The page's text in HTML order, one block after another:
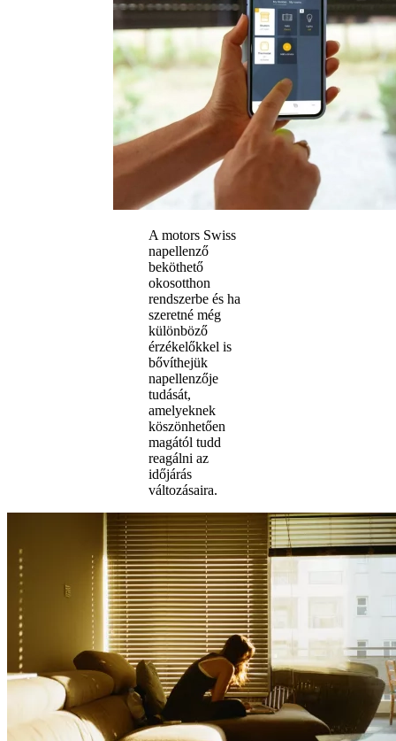
A motors Swiss
napellenző
beköthető
okosotthon
rendszerbe és ha
szeretné még
különböző
érzékelőkkel is
bővíthejük
napellenzője
tudását,
amelyeknek
köszönhetően
magától tudd
reagálni az
időjárás
változásaira.